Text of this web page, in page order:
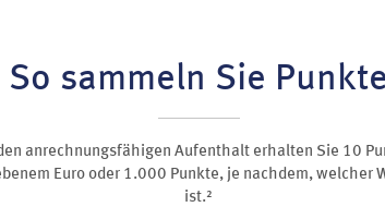
So sammeln Sie Punkte
anrechnungsfähigen Aufenthalt erhalten Sie 10
Euro oder 1.000 Punkte, je nachdem, welcher
ist.²